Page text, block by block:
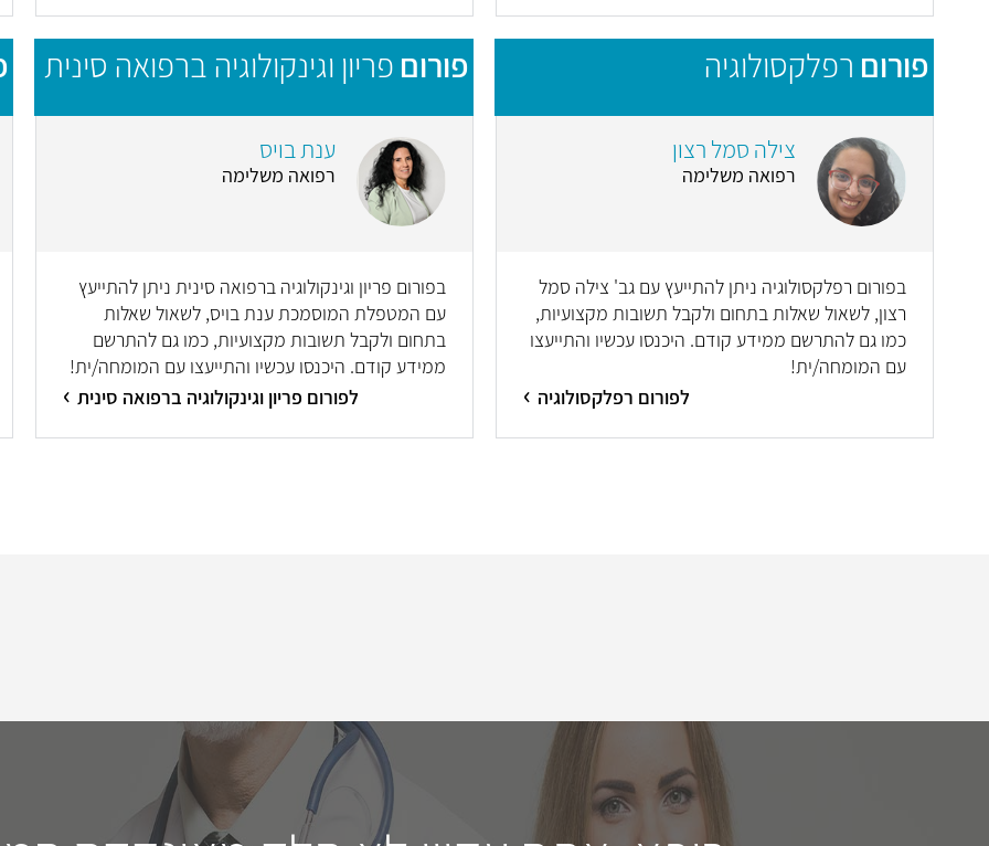
פורום רפלקסולוגיה
צילה סמל רצון
רפואה משלימה
בפורום רפלקסולוגיה ניתן להתייעץ עם גב' צילה סמל
רצון, לשאול שאלות בתחום ולקבל תשובות מקצועיות,
כמו גם להתרשם ממידע קודם. היכנסו עכשיו והתייעצו
עם המומחה/ית!
לפורום רפלקסולוגיה
פורום פריון וגינקולוגיה ברפואה סינית
ענת בויס
רפואה משלימה
בפורום פריון וגינקולוגיה ברפואה סינית ניתן להתייעץ
עם המטפלת המוסמכת ענת בויס, לשאול שאלות
בתחום ולקבל תשובות מקצועיות, כמו גם להתרשם
ממידע קודם. היכנסו עכשיו והתייעצו עם המומחה/ית!
לפורום פריון וגינקולוגיה ברפואה סינית